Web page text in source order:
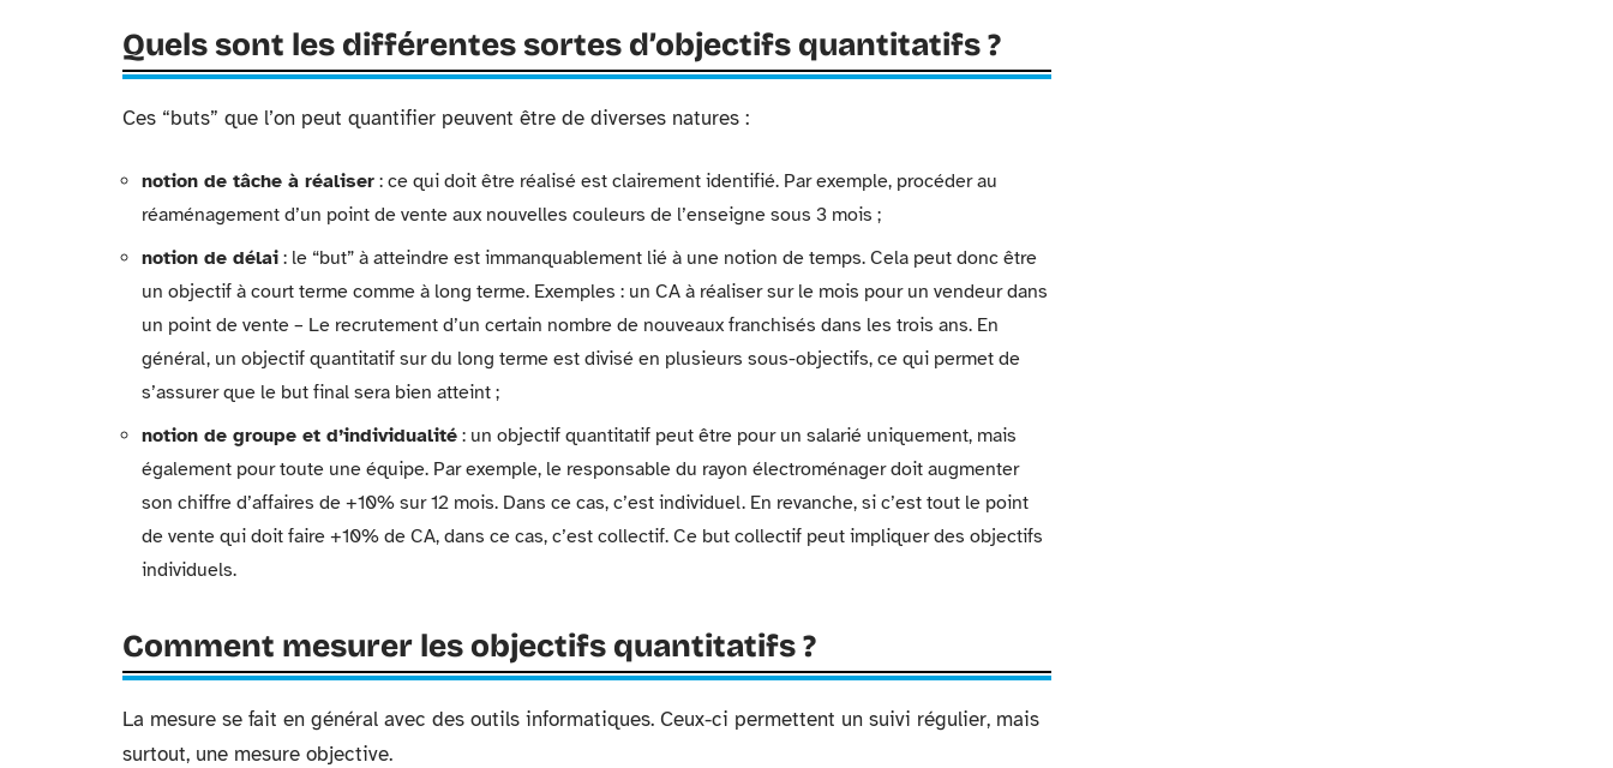
Quels sont les différentes sortes d’objectifs quantitatifs ?
Ces “buts” que l’on peut quantifier peuvent être de diverses natures :
notion de tâche à réaliser : ce qui doit être réalisé est clairement identifié. Par exemple, procéder au
réaménagement d’un point de vente aux nouvelles couleurs de l’enseigne sous 3 mois ;
notion de délai : le “but” à atteindre est immanquablement lié à une notion de temps. Cela peut donc être
un objectif à court terme comme à long terme. Exemples : un CA à réaliser sur le mois pour un vendeur dans
un point de vente – Le recrutement d’un certain nombre de nouveaux franchisés dans les trois ans. En
général, un objectif quantitatif sur du long terme est divisé en plusieurs sous-objectifs, ce qui permet de
s’assurer que le but final sera bien atteint ;
notion de groupe et d’individualité : un objectif quantitatif peut être pour un salarié uniquement, mais
également pour toute une équipe. Par exemple, le responsable du rayon électroménager doit augmenter
son chiffre d’affaires de +10% sur 12 mois. Dans ce cas, c’est individuel. En revanche, si c’est tout le point
de vente qui doit faire +10% de CA, dans ce cas, c’est collectif. Ce but collectif peut impliquer des objectifs
individuels.
Comment mesurer les objectifs quantitatifs ?
La mesure se fait en général avec des outils informatiques. Ceux-ci permettent un suivi régulier, mais
surtout, une mesure objective.